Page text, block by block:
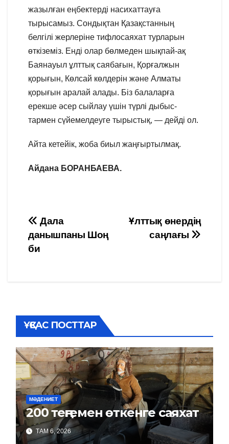
жазылған еңбектерді насихаттауға
тырысамыз. Сондықтан Қазақстанның
белгілі жерлеріне тифлосаяхат турларын
өткіземіз. Енді олар бөлмеден шықпай-ақ
Баянауыл ұлттық саябағын, Қорғалжын
қорығын, Көлсай көлдерін және Алматы
қорығын аралай алады. Біз балаларға
ерекше әсер сыйлау үшін түрлі дыбыс-
тармен сүйемелдеуге тырыстық, — дейді ол.
Айта кетейік, жоба биыл жаңғыртылмақ.
Айдана БОРАНБАЕВА.
Навигация
по
Ұлттық өнердің
саңлағы
Дала
данышпаны Шоң
би
ҰҚСАС ПОСТТАР
МӘДЕНИЕТ
200 теңгемен өткенге саяхат
ТАМ 6, 2026